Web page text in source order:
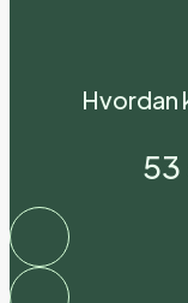
Hvordan
53